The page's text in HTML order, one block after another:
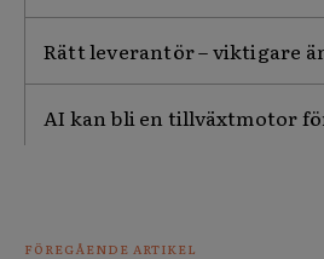
Rätt leverantör – viktigare
AI kan bli en tillväxtmotor
FÖREGÅENDE ARTIKEL